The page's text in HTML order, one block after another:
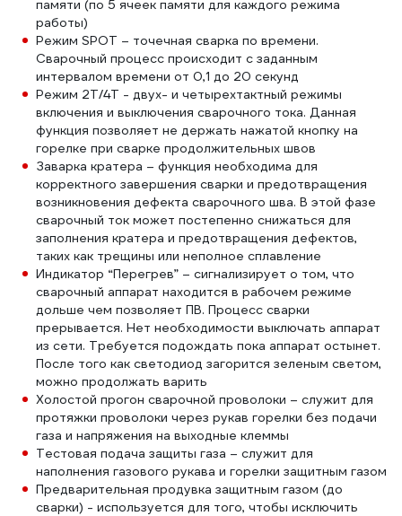
памяти (по 5 ячеек памяти для каждого режима
работы)
Режим SPOT – точечная сварка по времени.
Сварочный процесс происходит с заданным
интервалом времени от 0,1 до 20 секунд
Режим 2Т/4Т - двух- и четырехтактный режимы
включения и выключения сварочного тока. Данная
функция позволяет не держать нажатой кнопку на
горелке при сварке продолжительных швов
Заварка кратера – функция необходима для
корректного завершения сварки и предотвращения
возникновения дефекта сварочного шва. В этой фазе
сварочный ток может постепенно снижаться для
заполнения кратера и предотвращения дефектов,
таких как трещины или неполное сплавление
Индикатор “Перегрев” – сигнализирует о том, что
сварочный аппарат находится в рабочем режиме
дольше чем позволяет ПВ. Процесс сварки
прерывается. Нет необходимости выключать аппарат
из сети. Требуется подождать пока аппарат остынет.
После того как светодиод загорится зеленым светом,
можно продолжать варить
Холостой прогон сварочной проволоки – служит для
протяжки проволоки через рукав горелки без подачи
газа и напряжения на выходные клеммы
Тестовая подача защиты газа – служит для
наполнения газового рукава и горелки защитным газом
Предварительная продувка защитным газом (до
сварки) - используется для того, чтобы исключить